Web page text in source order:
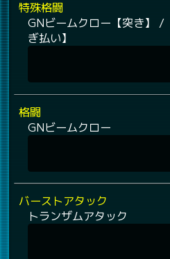
特殊格闘
GNビームクロー【突き】
ぎ払い】
格闘
GNビームクロー
バーストアタック
トランザムアタック